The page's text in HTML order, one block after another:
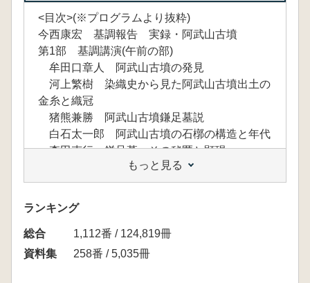
<目次>(※プログラムより抜粋)
今西康宏 基調報告 実録・阿武山古墳
第1部 基調講演(午前の部)
牟田口章人 阿武山古墳の発見
河上繁樹 染織史から見た阿武山古墳出土の
金糸と織冠
猪熊兼勝 阿武山古墳鎌足墓説
白石太一郎 阿武山古墳の石槨の構造と年代
森田克行 鎌足墓、その秘匿と顕現
第1部 基調講演(午後の部)
中尾芳治 大化改新と難波宮
和田萃 中臣氏と藤原鎌足
水野正好 阿武山古墳と中臣氏・藤原氏
塚口義信 【特別寄稿】終末期古墳とその被葬
者
もっと見る
ランキング
総合
1,112番 / 124,819冊
資料集
258番 / 5,035冊